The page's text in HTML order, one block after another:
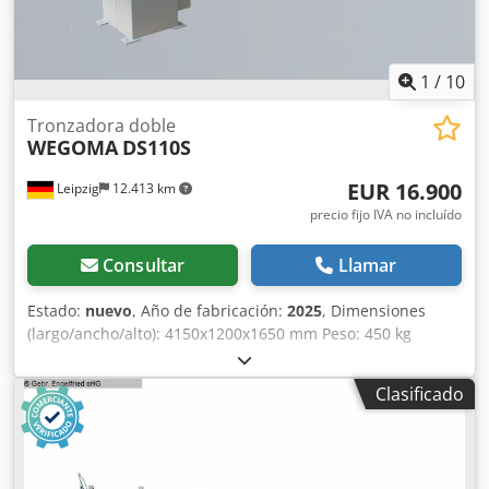
1 / 10
Leipzig 12.413 km
Tronzadora doble
WEGOMA DS110S
EUR 16.900
precio fijo IVA no incluído
Consultar Llamar
Estado: nuevo, Año de fabricación: 2025, Dimensiones
(largo/ancho/alto): 4150x1200x1650 mm Peso: 450 kg
Requerimiento total de potencia: 1,5 kW Sierra de doble
inglete WEGOMA DS110S Datos técnicos: - Longitud de
trabajo: 3300 mm - Cabezal izquierdo fijo - Avance de
sierra hidroneumático - Giro de los cabezales a derecha e
izquierda - Inclinación de los cabezales de 90° a 45°, apto
también para cortes de bisel - Posicionamiento mediante
Clasificado